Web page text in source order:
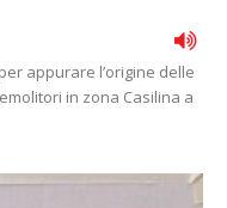
appurare l’origine delle
in zona Casilina a